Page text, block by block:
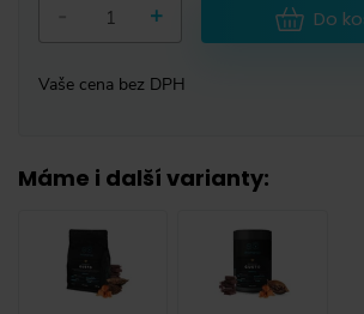
+ Do
Vaše cena bez DPH
Máme i další varianty: